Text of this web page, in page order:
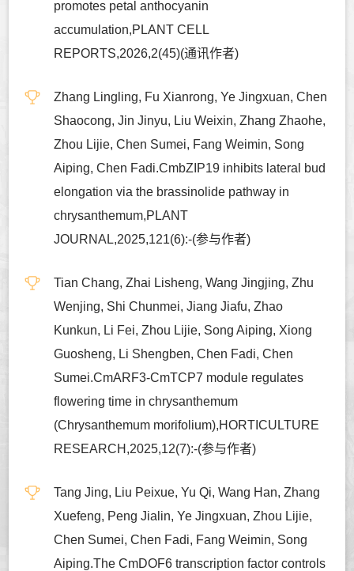
promotes petal anthocyanin
accumulation,PLANT CELL
REPORTS,2026,2(45)(通讯作者)
Zhang Lingling, Fu Xianrong, Ye Jingxuan, Chen
Shaocong, Jin Jinyu, Liu Weixin, Zhang Zhaohe,
Zhou Lijie, Chen Sumei, Fang Weimin, Song
Aiping, Chen Fadi.CmbZIP19 inhibits lateral bud
elongation via the brassinolide pathway in
chrysanthemum,PLANT
JOURNAL,2025,121(6):-(参与作者)
Tian Chang, Zhai Lisheng, Wang Jingjing, Zhu
Wenjing, Shi Chunmei, Jiang Jiafu, Zhao
Kunkun, Li Fei, Zhou Lijie, Song Aiping, Xiong
Guosheng, Li Shengben, Chen Fadi, Chen
Sumei.CmARF3-CmTCP7 module regulates
flowering time in chrysanthemum
(Chrysanthemum morifolium),HORTICULTURE
RESEARCH,2025,12(7):-(参与作者)
Tang Jing, Liu Peixue, Yu Qi, Wang Han, Zhang
Xuefeng, Peng Jialin, Ye Jingxuan, Zhou Lijie,
Chen Sumei, Chen Fadi, Fang Weimin, Song
Aiping.The CmDOF6 transcription factor controls